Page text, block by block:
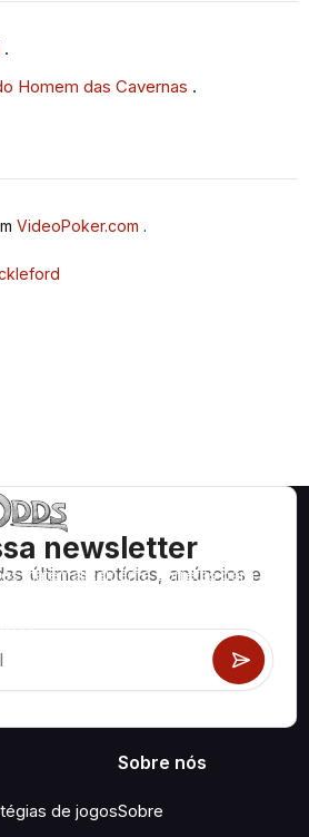
.
Homem das Cavernas .
VideoPoker.com .
newsletter
últimas notícias, anúncios e
matematicamente corretas para
craps, roleta e centenas
de jogos
Sobre nós
Sobre